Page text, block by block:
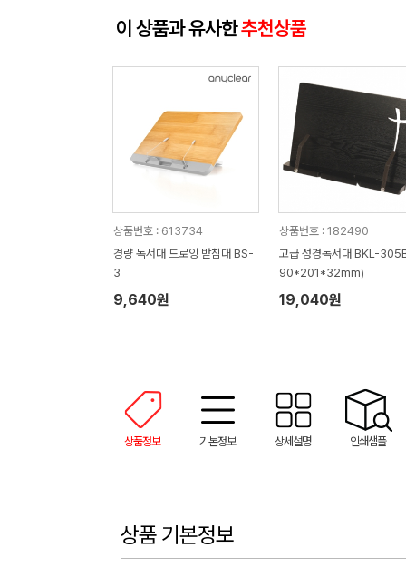
이 상품과 유사한추천상품
상품번호 : 613734
경량 독서대 드로잉 받침대 BS-
3
9,640원
상품번호 : 182490
고급 성경독서대 BKL-
90*201*32mm)
19,040원
상품정보 기본정보 상세설명 인쇄샘플
상품 기본정보